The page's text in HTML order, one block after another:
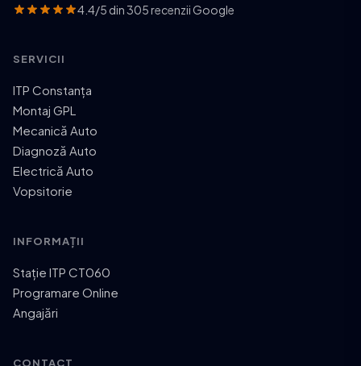
4.4/5 din 305 recenzii Google
SERVICII
ITP Constanța
Montaj GPL
Mecanică Auto
Diagnoză Auto
Electrică Auto
Vopsitorie
INFORMAȚII
Stație ITP CT060
Programare Online
Angajări
CONTACT